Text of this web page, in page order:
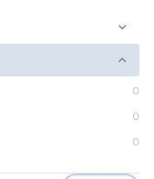
0
0
0